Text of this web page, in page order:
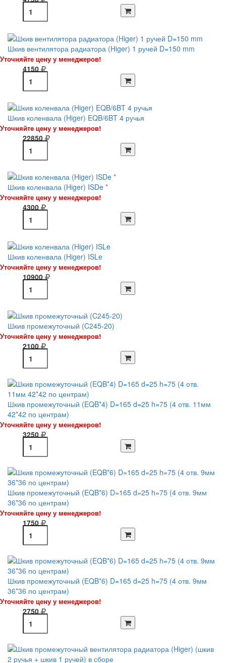
Шкив вентилятора радиатора (Higer) 1 ручей D=150 mm
Уточняйте цену у менеджеров!
4150
Шкив коленвала (Higer) EQB/6BT 4 ручья
Уточняйте цену у менеджеров!
22850
Шкив коленвала (Higer) ISDe *
Уточняйте цену у менеджеров!
4300
Шкив коленвала (Higer) ISLe
Уточняйте цену у менеджеров!
10900
Шкив промежуточный (C245-20)
Уточняйте цену у менеджеров!
2100
Шкив промежуточный (EQB*4) D=165 d=25 h=75 (4 отв. 11мм
42*42 по центрам)
Уточняйте цену у менеджеров!
3250
Шкив промежуточный (EQB*6) D=165 d=25 h=75 (4 отв. 9мм
36*36 по центрам)
Уточняйте цену у менеджеров!
1750
Шкив промежуточный (EQB*6) D=165 d=25 h=75 (4 отв. 9мм
36*36 по центрам)
Уточняйте цену у менеджеров!
2750